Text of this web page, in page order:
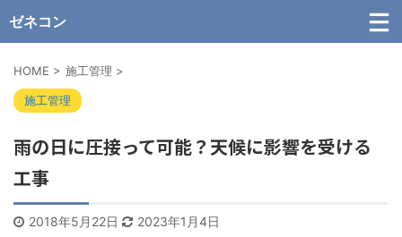
ゼネコン
HOME > 施工管理 >
施工管理
雨の日に圧接って可能？天候に影響を受ける
工事
2018年5月22日 2023年1月4日